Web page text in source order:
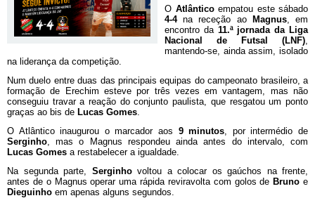
O Atlânticoempatou este sábado
4-4na receção ao Magnus, em
encontro da 11.ª jornada da Liga
Nacional de Futsal (LNF),
mantendo-se, ainda assim, isolado
na liderança da competição.
Num duelo entre duas das principais equipas do campeonato brasileiro, a
formação de Erechim esteve por três vezes em vantagem, mas não
conseguiu travar a reação do conjunto paulista, que resgatou um ponto
graças ao bis de Lucas Gomes.
O Atlântico inaugurou o marcador aos 9 minutos, por intermédio de
Serginho, mas o Magnus respondeu ainda antes do intervalo, com
Lucas Gomes a restabelecer a igualdade.
Na segunda parte, Serginhovoltou a colocar os gaúchos na frente,
antes de o Magnus operar uma rápida reviravolta com golos de Bruno e
Dieguinho em apenas alguns segundos.